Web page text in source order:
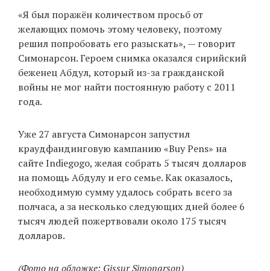
«Я был поражён количеством просьб от
желающих помочь этому человеку, поэтому
решил попробовать его разыскать», — говорит
Симонарсон. Героем снимка оказался сирийский
беженец Абдул, который из-за гражданской
войны не мог найти постоянную работу с 2011
года.
Уже 27 августа Симонарсон запустил
краудфандинговую кампанию «Buy Pens» на
сайте Indiegogo, желая собрать 5 тысяч долларов
на помощь Абдулу и его семье. Как оказалось,
необходимую сумму удалось собрать всего за
полчаса, а за несколько следующих дней более 6
тысяч людей пожертвовали около 175 тысяч
долларов.
(Фото на обложке: Gissur Simonarson)